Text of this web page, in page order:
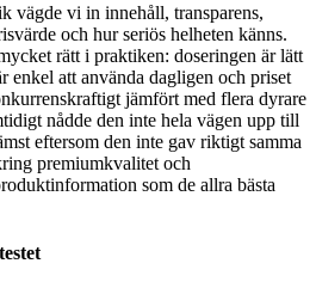
vägde vi in innehåll, transparens,
och hur seriös helheten känns.
rätt i praktiken: doseringen är lätt
enkel att använda dagligen och priset
jämfört med flera dyrare
nådde den inte hela vägen upp till
eftersom den inte gav riktigt samma
premiumkvalitet och
som de allra bästa